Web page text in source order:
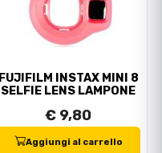
FUJIFILM INSTAX MINI 8
SELFIE LENS LAMPONE
€ 9,80
Aggiungi al carrello